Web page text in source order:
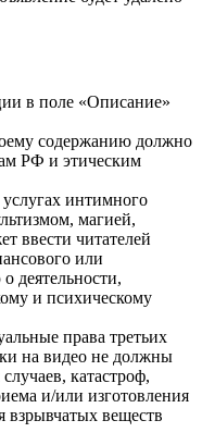
в поле «Описание»
содержанию должно
РФ и этическим
интимного
магией,
ввести читателей
или
деятельности,
и психическому
права третьих
на видео не должны
катастроф,
и/или изготовления
взрывчатых веществ